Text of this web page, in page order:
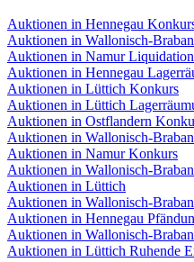
Auktionen in Hennegau
Auktionen in Wallonisch-
Auktionen in Namur Liquidation
Auktionen in Hennegau
Auktionen in Lüttich Konkurs
Auktionen in Lüttich
Auktionen in Ostflandern
Auktionen in Wallonisch-
Auktionen in Namur Konkurs
Auktionen in Wallonisch-
Auktionen in Lüttich
Auktionen in Wallonisch-
Auktionen in Hennegau
Auktionen in Wallonisch-
Auktionen in Lüttich Ruhende